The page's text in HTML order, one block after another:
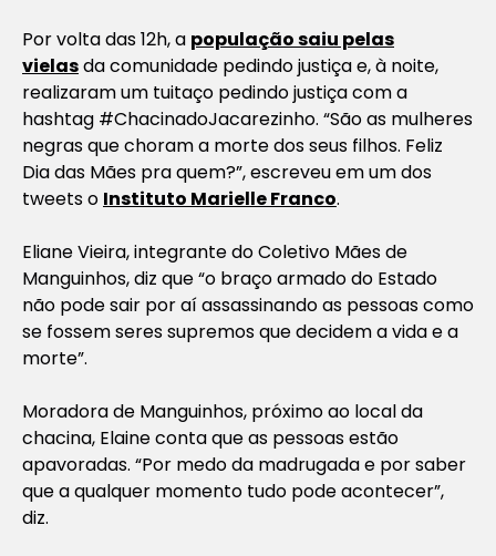
Por volta das 12h, a população saiu pelas
vielasda comunidade pedindo justiça e, à noite,
realizaram um tuitaço pedindo justiça com a
hashtag #ChacinadoJacarezinho. “São as mulheres
negras que choram a morte dos seus filhos. Feliz
Dia das Mães pra quem?”, escreveu em um dos
tweets o Instituto Marielle Franco.
Eliane Vieira, integrante do Coletivo Mães de
Manguinhos, diz que “o braço armado do Estado
não pode sair por aí assassinando as pessoas como
se fossem seres supremos que decidem a vida e a
morte”.
Moradora de Manguinhos, próximo ao local da
chacina, Elaine conta que as pessoas estão
apavoradas. “Por medo da madrugada e por saber
que a qualquer momento tudo pode acontecer”,
diz.